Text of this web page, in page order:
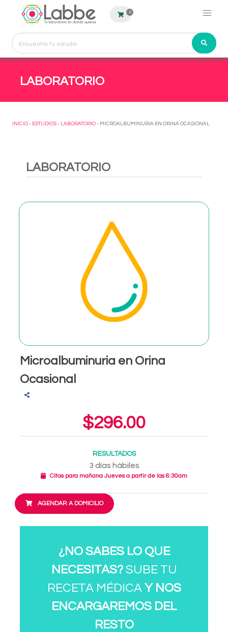
0
LABORATORIO
INICIO - ESTUDIOS - LABORATORIO - MICROALBUMINURIA EN ORINA OCASIONAL
LABORATORIO
Microalbuminuria en Orina
Ocasional
$296.00
RESULTADOS
3 días hábiles
Citas para mañana Jueves a partir de las 6:30am
AGENDAR A DOMICILIO
¿NO SABES LO QUE
NECESITAS?SUBE TU
RECETA MÉDICA Y NOS
ENCARGAREMOS DEL
RESTO